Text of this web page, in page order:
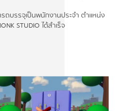
ถบรรจุเป็นพนักงานประจำ ตำแหน่ง
STUDIO ได้สำเร็จ